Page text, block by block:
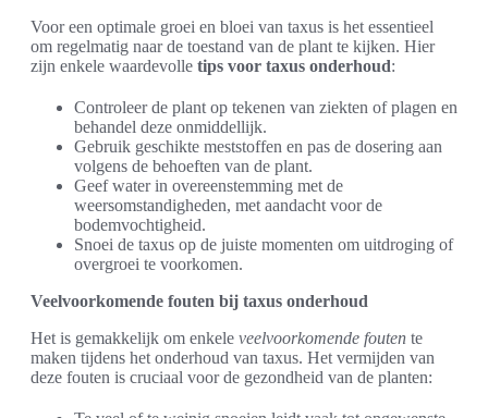
Voor een optimale groei en bloei van taxus is het essentieel
om regelmatig naar de toestand van de plant te kijken. Hier
zijn enkele waardevolle tips voor taxus onderhoud:
Controleer de plant op tekenen van ziekten of plagen en
behandel deze onmiddellijk.
Gebruik geschikte meststoffen en pas de dosering aan
volgens de behoeften van de plant.
Geef water in overeenstemming met de
weersomstandigheden, met aandacht voor de
bodemvochtigheid.
Snoei de taxus op de juiste momenten om uitdroging of
overgroei te voorkomen.
Veelvoorkomende fouten bij taxus onderhoud
Het is gemakkelijk om enkele veelvoorkomende fouten te
maken tijdens het onderhoud van taxus. Het vermijden van
deze fouten is cruciaal voor de gezondheid van de planten: